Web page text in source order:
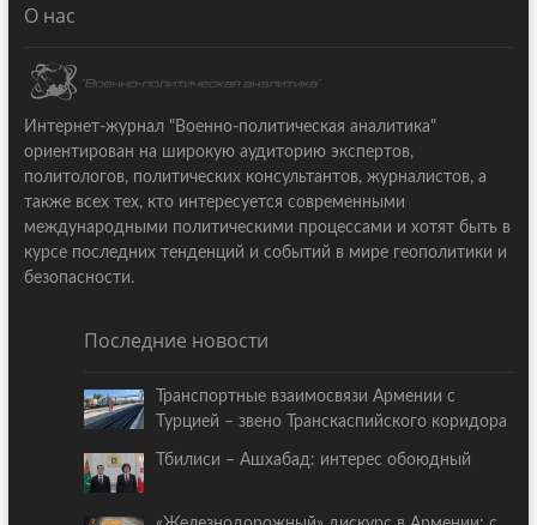
О нас
Интернет-журнал "Военно-политическая аналитика"
ориентирован на широкую аудиторию экспертов,
политологов, политических консультантов, журналистов, а
также всех тех, кто интересуется современными
международными политическими процессами и хотят быть в
курсе последних тенденций и событий в мире геополитики и
безопасности.
Последние новости
Транспортные взаимосвязи Армении с
Турцией – звено Транскаспийского коридора
Тбилиси – Ашхабад: интерес обоюдный